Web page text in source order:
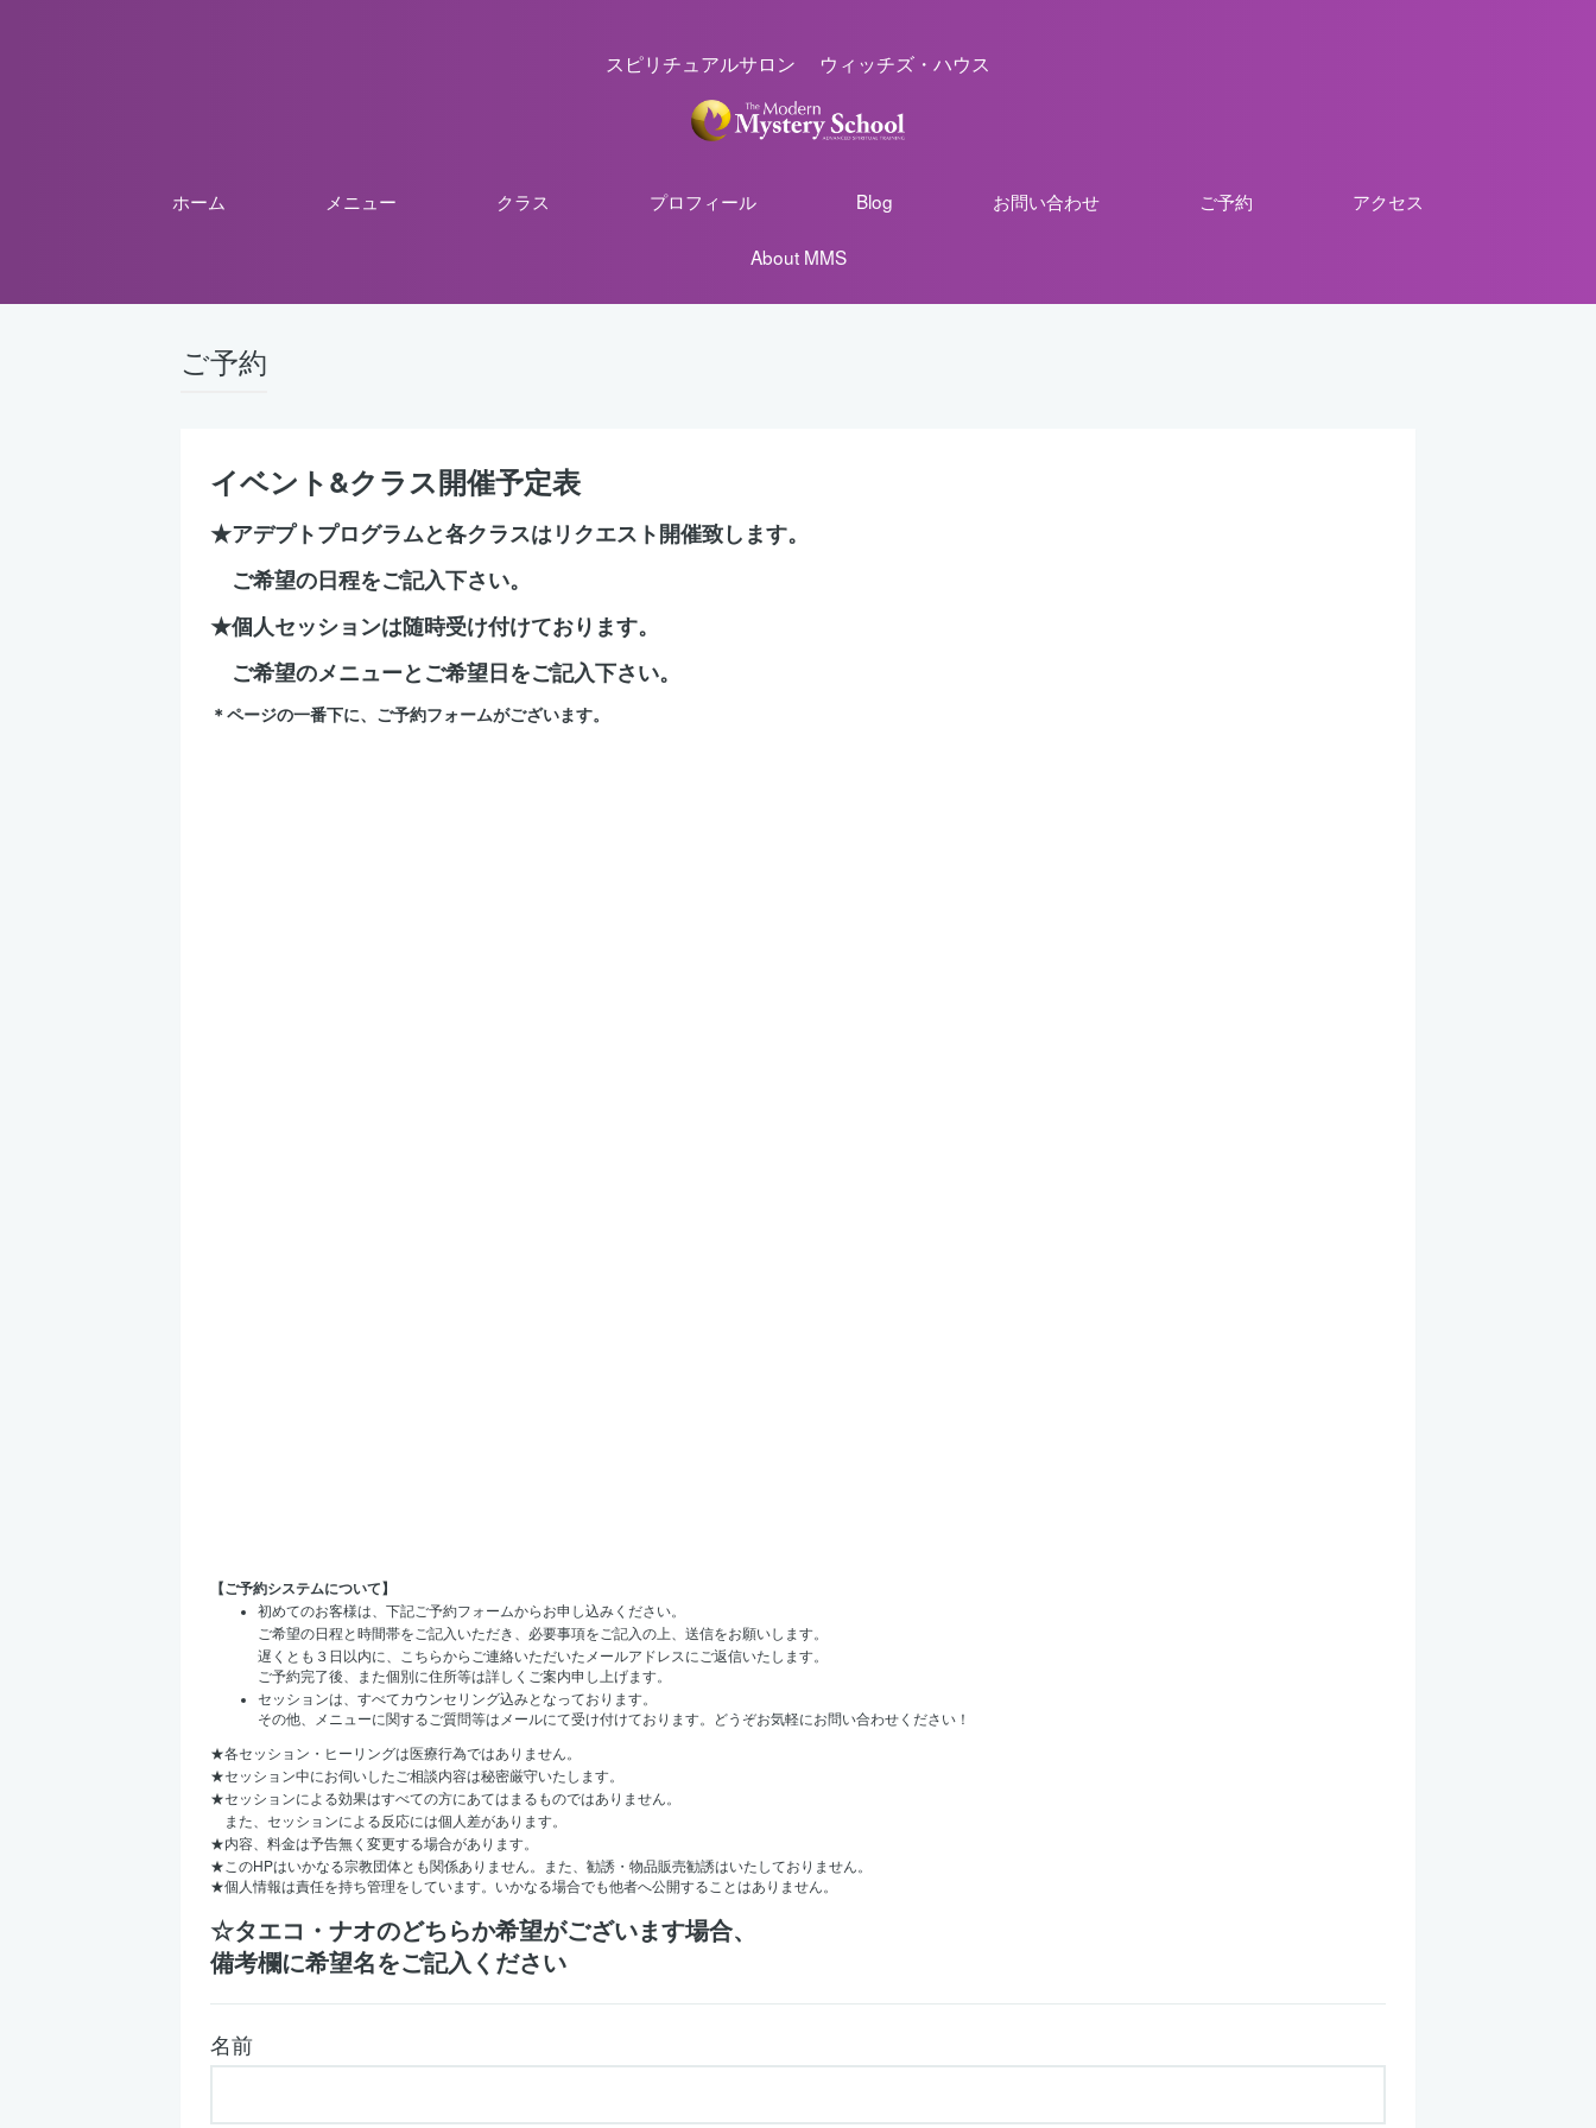
スピリチュアルサロン ウィッチズ・ハウス
ホーム メニュー クラス プロフィール Blog お問い合わせ ご予約 アクセス
About MMS
ご予約
イベント&クラス開催予定表
★アデプトプログラムと各クラスはリクエスト開催致します。
ご希望の日程をご記入下さい。
★個人セッションは随時受け付けております。
ご希望のメニューとご希望日をご記入下さい。
＊ページの一番下に、ご予約フォームがございます。
【ご予約システムについて】
初めてのお客様は、下記ご予約フォームからお申し込みください。
ご希望の日程と時間帯をご記入いただき、必要事項をご記入の上、送信をお願いします。
遅くとも３日以内に、こちらからご連絡いただいたメールアドレスにご返信いたします。
ご予約完了後、また個別に住所等は詳しくご案内申し上げます。
セッションは、すべてカウンセリング込みとなっております。
その他、メニューに関するご質問等はメールにて受け付けております。どうぞお気軽にお問い合わせください！
★各セッション・ヒーリングは医療行為ではありません。
★セッション中にお伺いしたご相談内容は秘密厳守いたします。
★セッションによる効果はすべての方にあてはまるものではありません。
また、セッションによる反応には個人差があります。
★内容、料金は予告無く変更する場合があります。
★このHPはいかなる宗教団体とも関係ありません。また、勧誘・物品販売勧誘はいたしておりません。
★個人情報は責任を持ち管理をしています。いかなる場合でも他者へ公開することはありません。
☆タエコ・ナオのどちらか希望がございます場合、
備考欄に希望名をご記入ください
名前